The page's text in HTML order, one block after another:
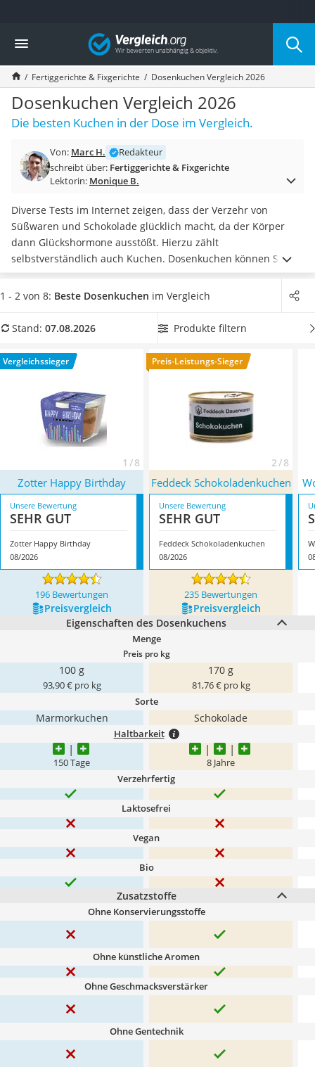
Die beliebtesten Vergleiche nach Kategorie
Lebensmittel
Schwarzkümmelöl
Knäckebrot
Schwarzkümmelöl-Kapseln
Manukahonig
Eiklar
Balsamico-Essig
Schwarzkümmelöl bio
Honig
Gemüsebrühe
Eiskaffee-Pulver
Irischer Whiskey
Grapefruitkernextrakt
Matcha-Set
MCT-Öl
Erythrit
Müsli ohne Zuckerzusatz
Vergleich
Fertiggerichte & Fixgerichte Dosenkuchen Vergleich 2026
Dosenkuchen Vergleich 2026
Die besten Kuchen in der Dose im Vergleich.
Von: Marc H.
Redakteur
schreibt über: Fertiggerichte & Fixgerichte
Lektorin: Monique B.
Diverse Tests im Internet zeigen, dass der Verzehr von
Süßwaren und Schokolade glücklich macht, da der Körper
dann Glückshormone ausstößt. Hierzu zählt
selbstverständlich auch Kuchen. Dosenkuchen können Sie
immer und überall verzehren und besonders gut lagern, da
er sehr lange haltbar ist.Einfach die Dose öffnen und den
unserer Vergleichstabelle einenDosenkuchen mit geringem
können. Überzeugt hat uns hier im August 2026 besonders
das ModellZotter Happy Birthday* mit seinen Eigenschaften.
1 - 2 von 8: Beste Dosenkuchen im Vergleich
Stand: 07.08.2026 Produkte filtern
Vergleichssieger
1 / 8
Preis-Leistungs-Sieger
2 / 8
Zotter Happy Birthday Feddeck Schokoladenkuchen
Unsere Bewertung
SEHR GUT
Zotter Happy Birthday
08/2026
Unsere Bewertung
SEHR GUT
Feddeck Schokoladenkuchen
08/2026
196 Bewertungen 235 Bewertungen
Preis­vergleich
Preis­vergleich
Eigenschaften des Dosenkuchens
Menge
Preis pro kg
100 g
93,90 € pro kg
170 g
81,76 € pro kg
Sorte
Marmorkuchen Schokolade
Haltbarkeit
150 Tage 8 Jahre
Verzehrfertig
Laktosefrei
Vegan
Bio
Zusatzstoffe
Ohne Konservierungsstoffe
Ohne künstliche Aromen
Ohne Geschmacksverstärker
Ohne Gentechnik